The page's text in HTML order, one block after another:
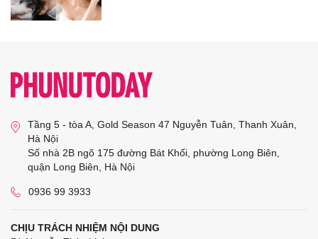
Tầng 5 - tòa A, Gold Season 47 Nguyễn Tuân, Thanh Xuân,
Hà Nội
Số nhà 2B ngõ 175 đường Bát Khối, phường Long Biên,
quận Long Biên, Hà Nội
0936 99 3933
CHỊU TRÁCH NHIỆM NỘI DUNG